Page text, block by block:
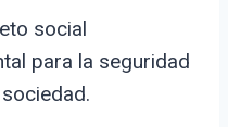
social
para la seguridad